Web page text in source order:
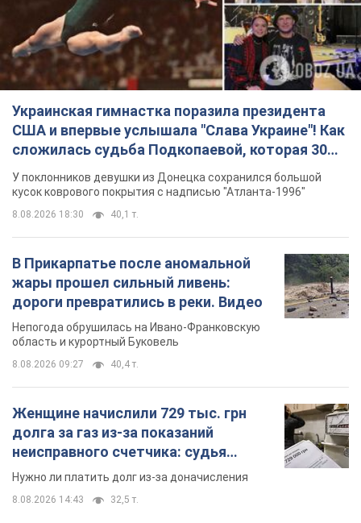
лет назад завоевала "золото" Олимпиады
У поклонников девушки из Донецка сохранился большой
кусок коврового покрытия с надписью "Атланта-1996"
8.08.2026 18:30 40,1 т.
В Прикарпатье после аномальной
жары прошел сильный ливень:
дороги превратились в реки. Видео
область и курортный Буковель
Женщине начислили 729 тыс. грн
долга за газ из-за показаний
неисправного счетчика: судья
вынес неожиданное решение
8.08.2026 14:43 32,5 т.